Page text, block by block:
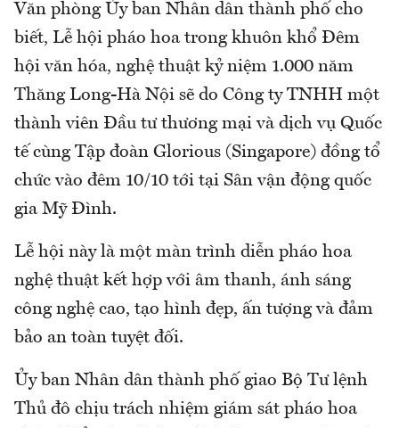
Văn phòng Ủy ban Nhân dân thành phố cho
biết, Lễ hội pháo hoa trong khuôn khổ Đêm
hội văn hóa, nghệ thuật kỷ niệm 1.000 năm
Thăng Long-Hà Nội sẽ do Công ty TNHH một
thành viên Đầu tư thương mại và dịch vụ Quốc
tế cùng Tập đoàn Glorious (Singapore) đồng tổ
chức vào đêm 10/10 tới tại Sân vận động quốc
gia Mỹ Đình.
Lễ hội này là một màn trình diễn pháo hoa
nghệ thuật kết hợp với âm thanh, ánh sáng
công nghệ cao, tạo hình đẹp, ấn tượng và đảm
bảo an toàn tuyệt đối.
Ủy ban Nhân dân thành phố giao Bộ Tư lệnh
Thủ đô chịu trách nhiệm giám sát pháo hoa